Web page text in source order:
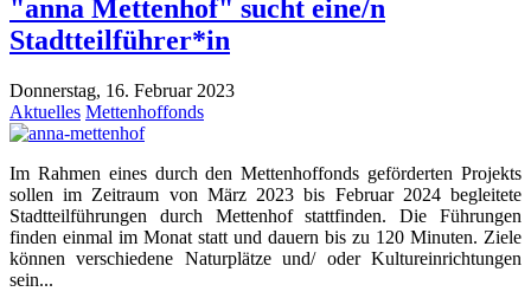
"anna Mettenhof" sucht eine/n
Stadtteilführer*in
Donnerstag, 16. Februar 2023
Aktuelles Mettenhoffonds
Im Rahmen eines durch den Mettenhoffonds geförderten Projekts
sollen im Zeitraum von März 2023 bis Februar 2024 begleitete
Stadtteilführungen durch Mettenhof stattfinden. Die Führungen
finden einmal im Monat statt und dauern bis zu 120 Minuten. Ziele
können verschiedene Naturplätze und/ oder Kultureinrichtungen
sein...